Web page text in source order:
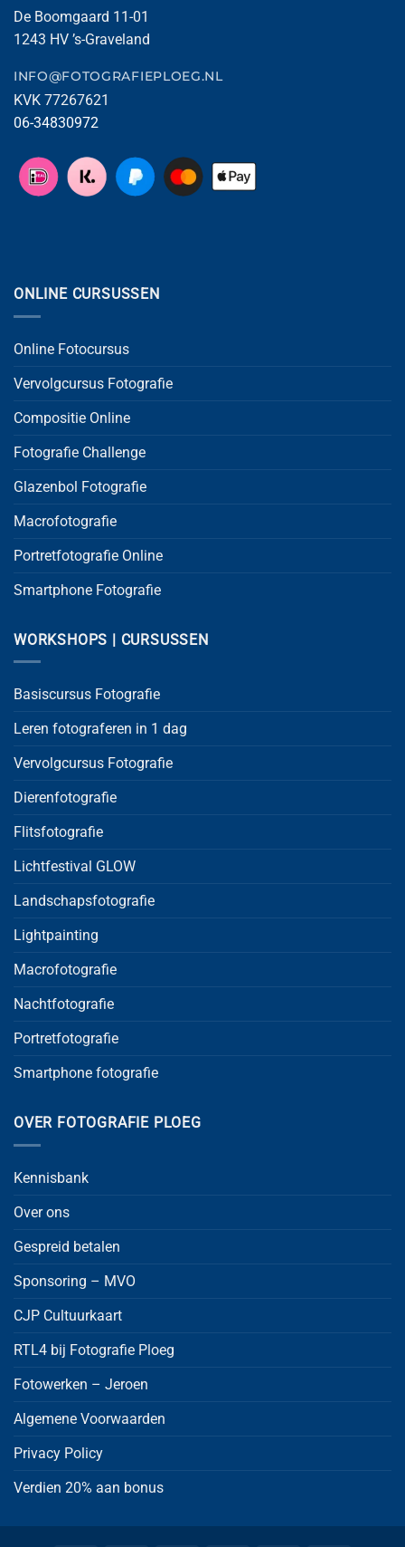
De Boomgaard 11-01
1243 HV ’s-Graveland
INFO@FOTOGRAFIEPLOEG.NL
KVK 77267621
06-34830972
ONLINE CURSUSSEN
Online Fotocursus
Vervolgcursus Fotografie
Compositie Online
Fotografie Challenge
Glazenbol Fotografie
Macrofotografie
Portretfotografie Online
Smartphone Fotografie
WORKSHOPS | CURSUSSEN
Basiscursus Fotografie
Leren fotograferen in 1 dag
Vervolgcursus Fotografie
Dierenfotografie
Flitsfotografie
Lichtfestival GLOW
Landschapsfotografie
Lightpainting
Macrofotografie
Nachtfotografie
Portretfotografie
Smartphone fotografie
OVER FOTOGRAFIE PLOEG
Kennisbank
Over ons
Gespreid betalen
Sponsoring – MVO
CJP Cultuurkaart
RTL4 bij Fotografie Ploeg
Fotowerken – Jeroen
Algemene Voorwaarden
Privacy Policy
Verdien 20% aan bonus